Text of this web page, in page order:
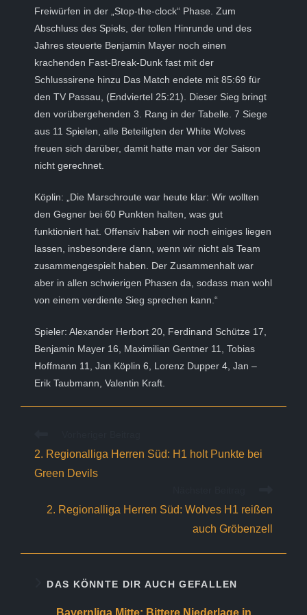
Freiwürfen in der „Stop-the-clock“ Phase. Zum
Abschluss des Spiels, der tollen Hinrunde und des
Jahres steuerte Benjamin Mayer noch einen
krachenden Fast-Break-Dunk fast mit der
Schlusssirene hinzu Das Match endete mit 85:69 für
den TV Passau, (Endviertel 25:21). Dieser Sieg bringt
den vorübergehenden 3. Rang in der Tabelle. 7 Siege
aus 11 Spielen, alle Beteiligten der White Wolves
freuen sich darüber, damit hatte man vor der Saison
nicht gerechnet.
Köplin: „Die Marschroute war heute klar: Wir wollten
den Gegner bei 60 Punkten halten, was gut
funktioniert hat. Offensiv haben wir noch einiges liegen
lassen, insbesondere dann, wenn wir nicht als Team
zusammengespielt haben. Der Zusammenhalt war
aber in allen schwierigen Phasen da, sodass man wohl
von einem verdiente Sieg sprechen kann.“
Spieler: Alexander Herbort 20, Ferdinand Schütze 17,
Benjamin Mayer 16, Maximilian Gentner 11, Tobias
Hoffmann 11, Jan Köplin 6, Lorenz Dupper 4, Jan –
Erik Taubmann, Valentin Kraft.
ansehen
2. Regionalliga Herren Süd: H1 holt Punkte bei
Green Devils
2. Regionalliga Herren Süd: Wolves H1 reißen
auch Gröbenzell
DAS KÖNNTE DIR AUCH GEFALLEN
Bayernliga Mitte: Bittere Niederlage in